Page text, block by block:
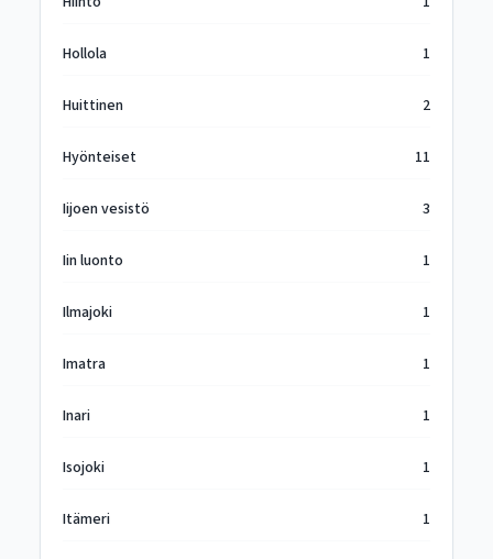
Hollola 1
Huittinen 2
Hyönteiset 11
Iijoen vesistö 3
Iin luonto 1
Ilmajoki 1
Imatra 1
Inari 1
Isojoki 1
Itämeri 1